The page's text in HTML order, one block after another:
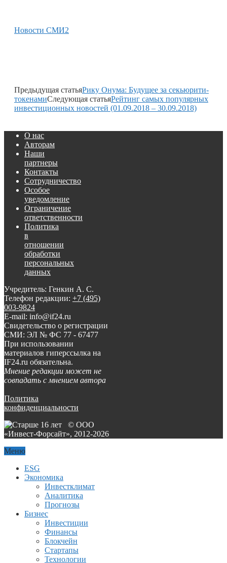
Новости СМИ2
Предыдущая статьяРику Онума: Будущее за секьюрити-
токенамиСледующая статьяРейтинг самых популярных
инвестиционных новостей (01.09.2018 – 30.09.2018)
О нас
Авторам
Наши
партнеры
Контакты
Сотрудничество
Особое
уведомление
Ограничение
ответственности
Политика
в
отношении
обработки
персональных
данных
Учредитель: Генкин А. С.
Телефон редакции: +7 (495)
003-9824
E-mail: info@if24.ru
Свидетельство о регистрации
СМИ: ЭЛ № ФС 77 - 67477
При использовании
материалов гиперссылка на
IF24.ru обязательна.
Мнение редакции может не
совпадать с мнением автора
Политика
конфиденциальности
© ООО
«Инвест-Форсайт», 2012-2026
Меню
ESG
Экономика
Инвестклимат
Аналитика
Прогнозы
Бизнес
Инвестиции
Финансы
Блокчейн
Стартапы
Технологии